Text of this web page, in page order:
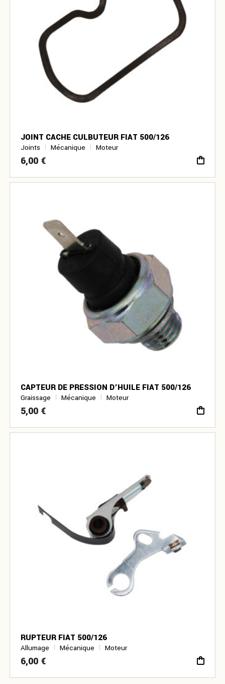
JOINT CACHE CULBUTEUR FIAT 500/126
Joints Mécanique Moteur
6,00 €
CAPTEUR DE PRESSION D’HUILE FIAT 500/126
Graissage Mécanique Moteur
5,00 €
RUPTEUR FIAT 500/126
Allumage Mécanique Moteur
6,00 €